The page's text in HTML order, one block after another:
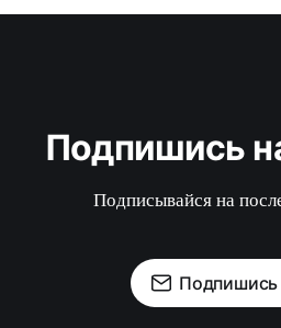
Подпишись
Подписывайся на
Подпишись